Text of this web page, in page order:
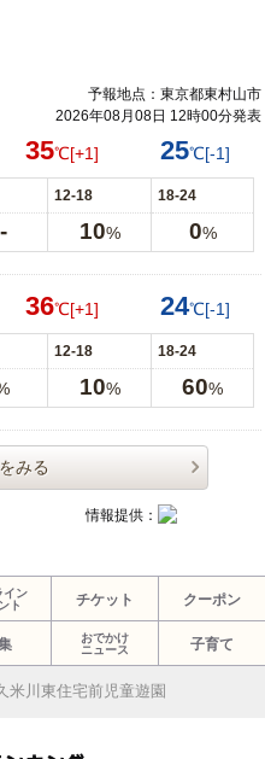
予報地点：東京都東村山市
2026年08月08日 12時00分発表
35℃[+1] 25℃[-1]
12-18 18-24
10% 0%
36℃[+1] 24℃[-1]
12-18 18-24
10% 60%
みる
情報提供：
イン
ト
チケット クーポン
おでかけ
ニュース
子育て
米川東住宅前児童遊園